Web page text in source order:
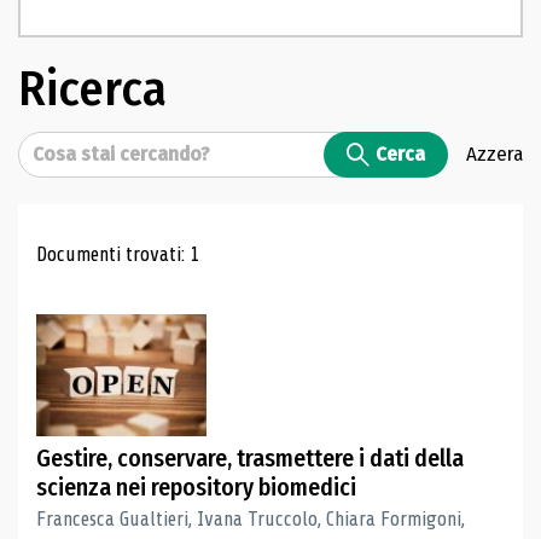
Ricerca
Cerca Cerca Azzera
Risultati di ricerca
Documenti trovati: 1
Gestire, conservare, trasmettere i dati della
scienza nei repository biomedici
Francesca Gualtieri, Ivana Truccolo, Chiara Formigoni,